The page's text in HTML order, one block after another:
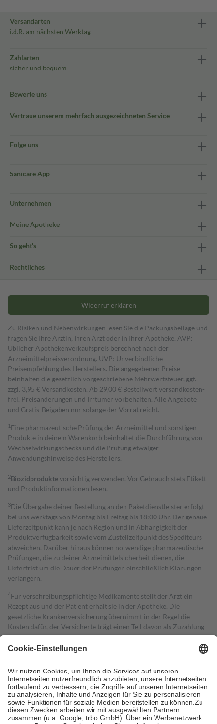
Versandarten
i.d.R. am nächsten Werktag
Zahlarten
sicher und bequem
Bewerte uns
Vertraue unserem mehrfach ausgezeichneten Service
Folge uns
Sanicare App
Unternehmen
Meine Apotheke
So geht's
Rechtliches
Widerruf erklären
Zu Risiken und Nebenwirkungen lesen Sie die Packungsbeilage und
fragen Sie Ihre Ärztin, Ihren Arzt oder in Ihrer Apotheke. AVP:
Üblicher Apothekenverkaufspreis berechnet nach der
Arzneimittelpreisverordnung. UVP: Unverbindliche
Preisempfehlung des Herstellers. Die angegebenen Preise
beinhalten die gesetzlich vorgeschriebene Mehrwertsteuer, ggf.
zzgl. 3,95 € Versandkosten. Ab 29,00 € Bestell­wert versand­kosten­
frei. Preisänderungen und Irrtümer vorbehalten. Alle Angebote
und Gratis-Beigaben nur solange der Vorrat reicht.
1 Eine pharmazeutische Prüfung der Arzneimittel und sonstigen
Produkte in deinem Warenkorb beinhaltet die Durchführung von
Wechselwirkungschecks und die Prüfung etwaiger
Anwendungshinweise des Herstellers.
2Biozidproduktevorsichtig verwenden. Vor Gebrauch stets Etikett
und Produktinformationen lesen.
3Die Übergabe deiner Bestellung an den Paketdienstleister erfolgt
bei uns werktags von Montag bis Freitag bis 18:00 Uhr. Der genaue
Lieferzeitpunkt kann je nach Region und in Abhängigkeit der
Produktverfügbarkeit sowie vom Zustellzeitpunkt des Spediteurs
abweichen. Darüber hinaus können notwendige pharmazeutische
Prüfungen, die zu deiner Arzneimittelsicherheit dienen, die
Lieferfrist um die Dauer der Prüfungen einschließlich Klärungen
verlängern.
4Für verschreibungspflichtige Medikamente stellt der Arzt ein
Rezept aus und der Patient erhält sie in der Apotheke. Die
gesetzliche Krankenversicherung übernimmt in der Regel die
Kosten dafür, der Versicherte trägt einen Teil davon als Zuzahlung
mit.
Grundsätzlich leisten Mitglieder Zuzahlungen in Höhe von zehn
höchstens zehn Euro.
Es sind jedoch nie mehr als die tatsächlichen
Kosten der Leistung zu entrichten.
Diese Regeln gelten grundsätzlich auch für Online-Apotheken.
Bei Heilmitteln und häuslicher Krankenpflege beträgt die
Zuzahlung zehn Prozent der Kosten sowie zehn Euro je
Verordnung.